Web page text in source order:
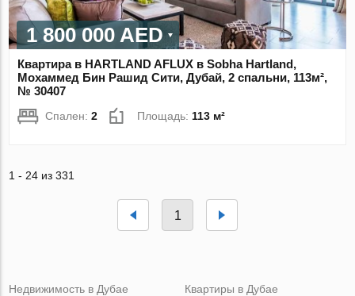
1 800 000 AED
Квартира в HARTLAND AFLUX в Sobha Hartland,
Мохаммед Бин Рашид Сити, Дубай, 2 спальни, 113м²,
№ 30407
Спален:2 Площадь: 113 м²
1 - 24 из 331
1
Недвижимость в Дубае
Квартиры в Дубае